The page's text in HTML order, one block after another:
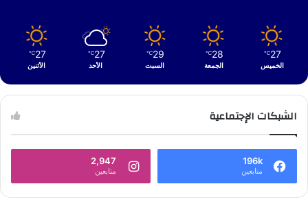
27
℃
الخميس
28
℃
الجمعة
29
℃
السبت
27
℃
الأحد
27
℃
الأثنين
الشبكات الإجتماعية
196k
متابعين
2,947
متابعين